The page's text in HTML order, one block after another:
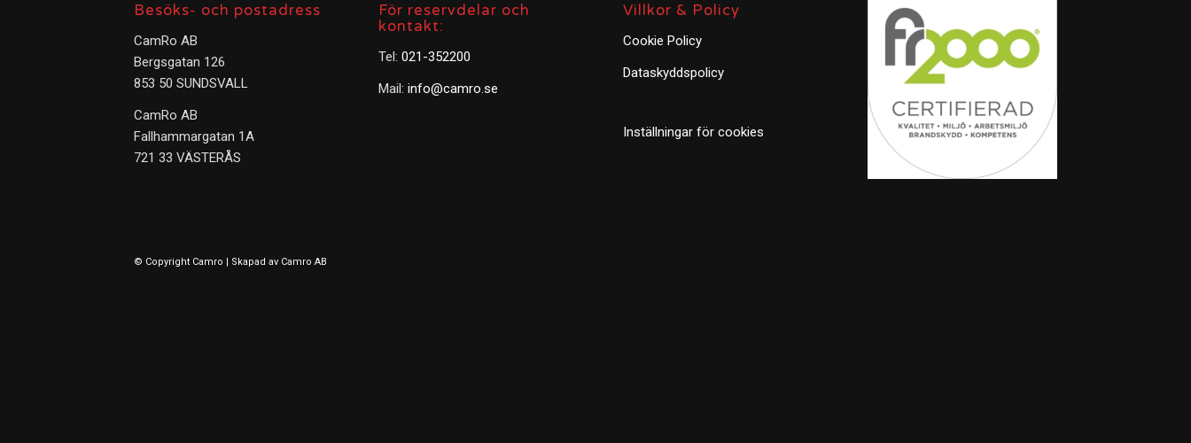
Besöks- och postadress
CamRo AB
Bergsgatan 126
853 50 SUNDSVALL
CamRo AB
Fallhammargatan 1A
721 33 VÄSTERÅS
För reservdelar och
kontakt:
Tel:021-352200
Mail:info@camro.se
Villkor & Policy
Cookie Policy
Dataskyddspolicy
Inställningar för cookies
© Copyright Camro | Skapad av Camro AB